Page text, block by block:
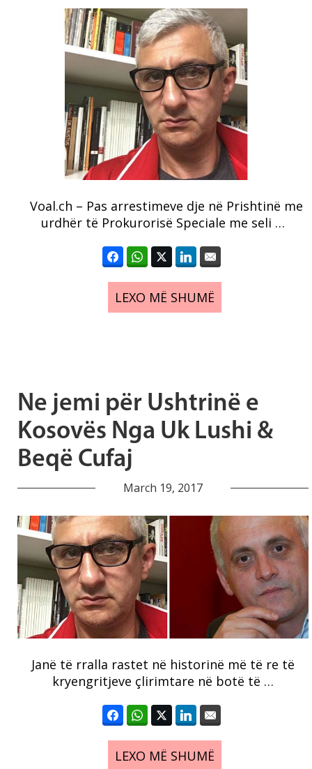
Voal.ch – Pas arrestimeve dje në Prishtinë me
urdhër të Prokurorisë Speciale me seli …
LEXO MË SHUMË
Ne jemi për Ushtrinë e
Kosovës Nga Uk Lushi &
Beqë Cufaj
March 19, 2017
Janë të rralla rastet në historinë më të re të
kryengritjeve çlirimtare në botë të …
LEXO MË SHUMË